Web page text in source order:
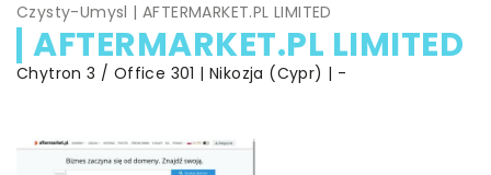
Czysty-Umysl |AFTERMARKET.PL LIMITED
AFTERMARKET.PL LIMITED
Chytron 3 / Office 301 | Nikozja (Cypr) | -